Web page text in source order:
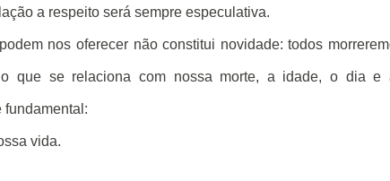
a respeito será sempre especulativa.
nos oferecer não constitui novidade: todos
que se relaciona com nossa morte, a idade, o dia e
fundamental:
vida.